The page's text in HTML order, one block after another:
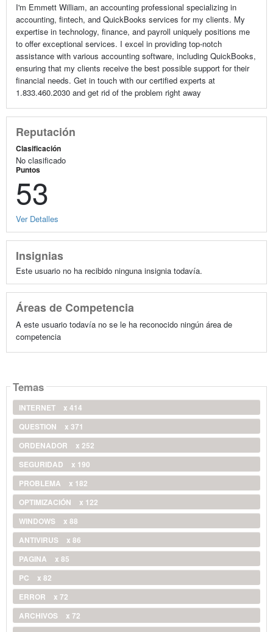
I'm Emmett William, an accounting professional specializing in
accounting, fintech, and QuickBooks services for my clients. My
expertise in technology, finance, and payroll uniquely positions me
to offer exceptional services. I excel in providing top-notch
assistance with various accounting software, including QuickBooks,
ensuring that my clients receive the best possible support for their
financial needs. Get in touch with our certified experts at
1.833.460.2030 and get rid of the problem right away
Reputación
Clasificación
No clasificado
Puntos
53
Ver Detalles
Insignias
Este usuario no ha recibido ninguna insignia todavía.
Áreas de Competencia
A este usuario todavía no se le ha reconocido ningún área de
competencia
Temas
INTERNET
x 414
QUESTION
x 371
ORDENADOR
x 252
SEGURIDAD
x 190
PROBLEMA
x 182
OPTIMIZACIÓN
x 122
WINDOWS
x 88
ANTIVIRUS
x 86
PAGINA
x 85
PC
x 82
ERROR
x 72
ARCHIVOS
x 72